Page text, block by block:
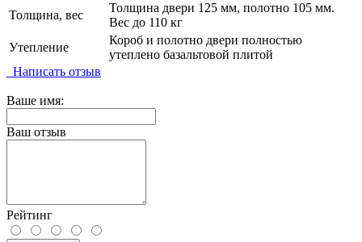
Толщина, вес
Толщина двери 125 мм, полотно 105 мм.
Вес до 110 кг
Утепление
Короб и полотно двери полностью
утеплено базальтовой плитой
Написать отзыв
Ваше имя:
Ваш отзыв
Рейтинг